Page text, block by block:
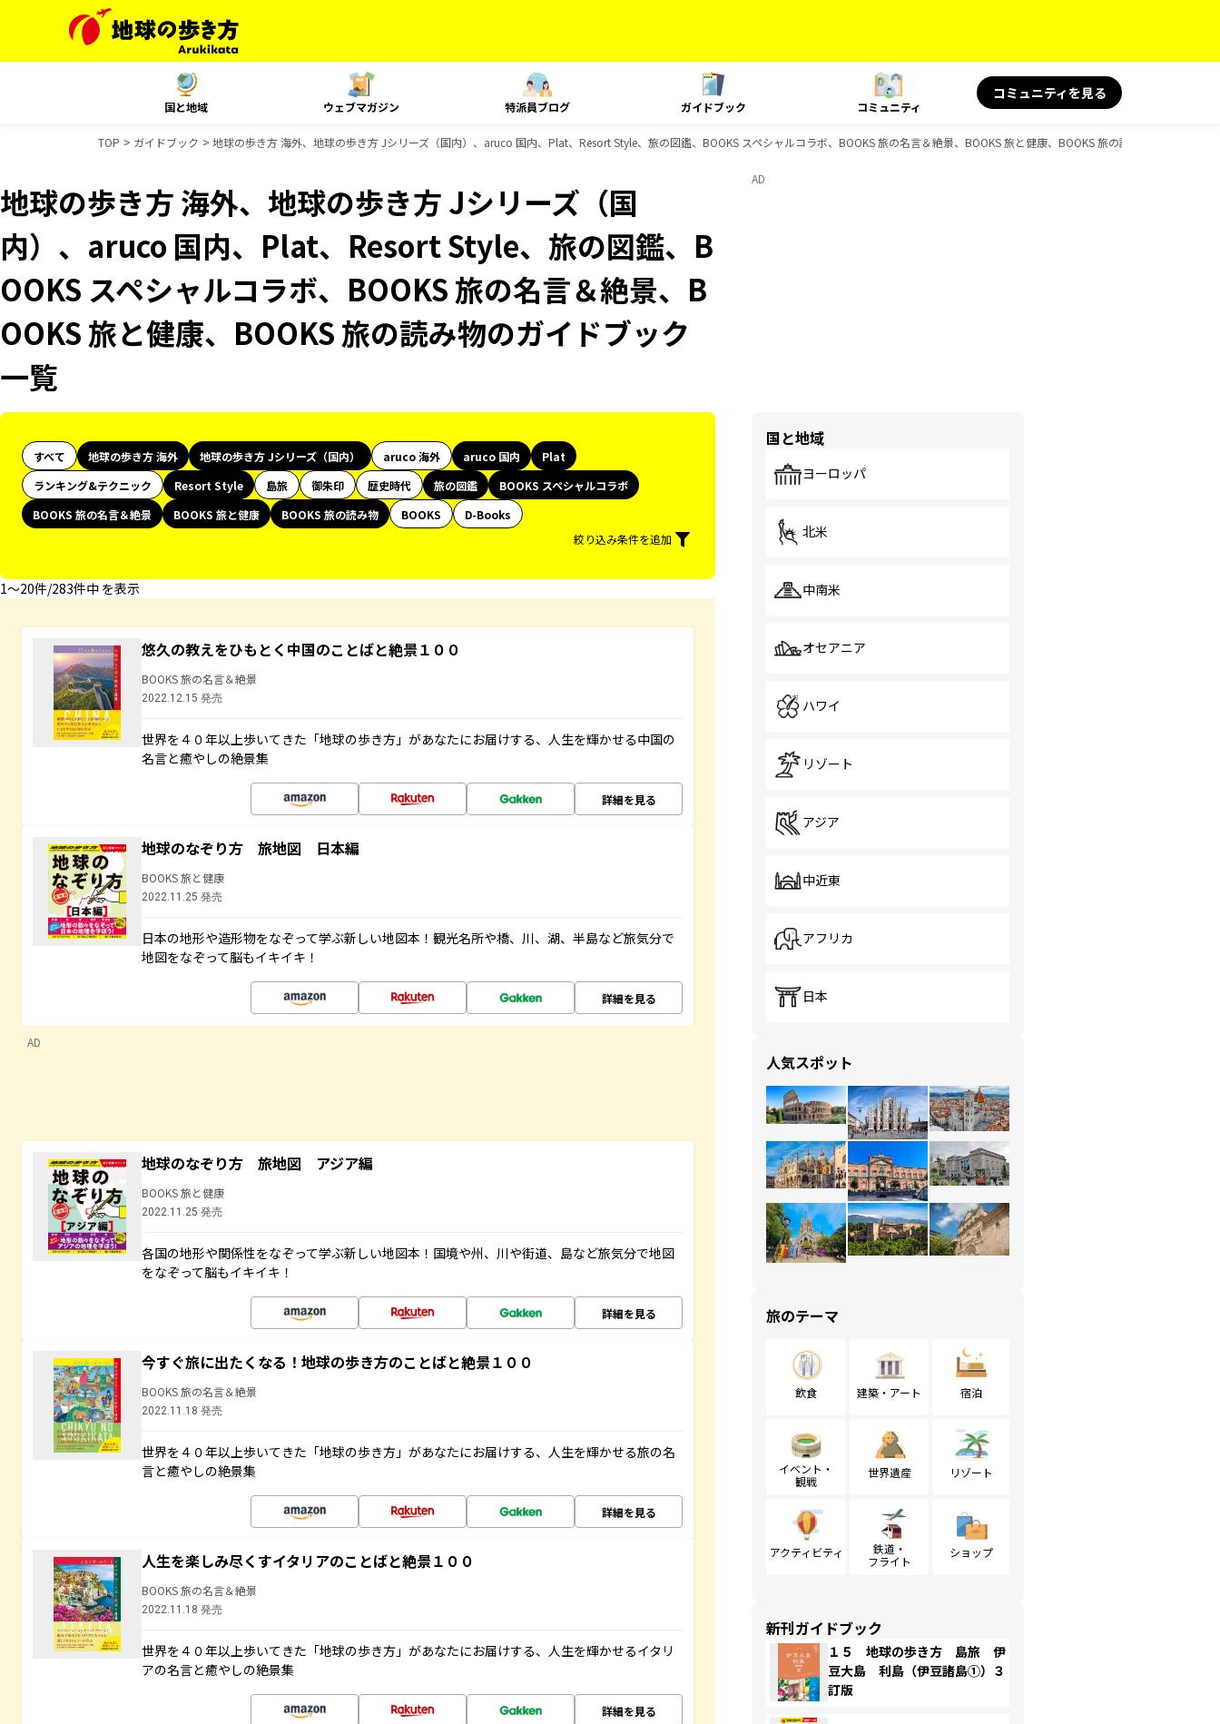
国と地域 ウェブマガジン 特派員ブログ ガイドブック コミュニティ
コミュニティを見る
TOP ガイドブック 地球の歩き方 海外、地球の歩き方 Jシリーズ（国内）、aruco 国内、Plat、Resort Style、旅の図鑑、BOOKS スペシャルコラボ、BOOKS 旅の名言＆絶景、BOOKS 旅と健康、BOOKS 旅の読み物のガイドブ
地球の歩き方 海外、地球の歩き方 Jシリーズ（国
内）、aruco 国内、Plat、Resort Style、旅の図鑑、B
OOKS スペシャルコラボ、BOOKS 旅の名言＆絶景、B
OOKS 旅と健康、BOOKS 旅の読み物のガイドブック
一覧
すべて 地球の歩き方 海外 地球の歩き方 Jシリーズ（国内） aruco 海外 aruco 国内
Plat
ランキング&テクニック
Resort Style 島旅 御朱印 歴史時代 旅の図鑑
BOOKS スペシャルコラボ
BOOKS 旅の名言＆絶景
BOOKS 旅と健康 BOOKS 旅の読み物 BOOKS
D-Books
絞り込み条件を追加
1〜20件/283件中 を表示
悠久の教えをひもとく中国のことばと絶景１００
BOOKS 旅の名言＆絶景
2022.12.15 発売
世界を４０年以上歩いてきた「地球の歩き方」があなたにお届けする、人生を輝かせる中国の
名言と癒やしの絶景集
詳細を見る
地球のなぞり方 旅地図 日本編
BOOKS 旅と健康
2022.11.25 発売
日本の地形や造形物をなぞって学ぶ新しい地図本！観光名所や橋、川、湖、半島など旅気分で
地図をなぞって脳もイキイキ！
詳細を見る
AD
地球のなぞり方 旅地図 アジア編
BOOKS 旅と健康
2022.11.25 発売
各国の地形や関係性をなぞって学ぶ新しい地図本！国境や州、川や街道、島など旅気分で地図
をなぞって脳もイキイキ！
詳細を見る
今すぐ旅に出たくなる！地球の歩き方のことばと絶景１００
BOOKS 旅の名言＆絶景
2022.11.18 発売
世界を４０年以上歩いてきた「地球の歩き方」があなたにお届けする、人生を輝かせる旅の名
言と癒やしの絶景集
詳細を見る
人生を楽しみ尽くすイタリアのことばと絶景１００
BOOKS 旅の名言＆絶景
2022.11.18 発売
世界を４０年以上歩いてきた「地球の歩き方」があなたにお届けする、人生を輝かせるイタリ
アの名言と癒やしの絶景集
詳細を見る
AD
国と地域
ヨーロッパ
北米
中南米
オセアニア
ハワイ
リゾート
アジア
中近東
アフリカ
日本
人気スポット
旅のテーマ
飲食 建築・アート 宿泊
イベント・
観戦
世界遺産 リゾート
アクティビティ
鉄道・
フライト
ショップ
新刊ガイドブック
１５ 地球の歩き方 島旅 伊
豆大島 利島（伊豆諸島①）３
訂版